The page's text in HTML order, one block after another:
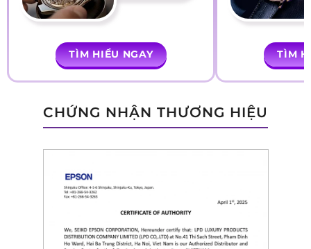
TÌM HIỂU NGAY TÌM
CHỨNG NHẬN THƯƠNG HIỆU